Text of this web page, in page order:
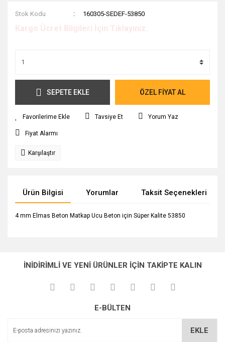
Stok Kodu 160305-SEDEF-53850
Kargo Ücret Bilgileri İçin Tıklayınız.
SEPETE EKLE ÖZEL FİYAT AL
Tavsiye Et Yorum Yaz
Fiyat Alarmı
Karşılaştır
Ürün Bilgisi Yorumlar Taksit Seçenekleri
4 mm Elmas Beton Matkap Ucu Beton için Süper Kalite 53850
Yorum Yaz
kullanarak tarafımıza iletebilirsiniz.
Görüş ve önerileriniz için teşekkür ederiz.
Ürün açıklamasında eksik bilgiler bulunuyor.
İNİDİRİMLİ VE YENİ ÜRÜNLER İÇİN TAKİPTE KALIN
E-BÜLTEN
EKLE